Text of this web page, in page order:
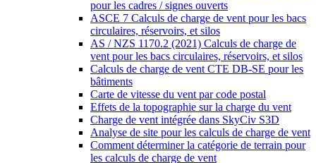
pour les cadres / signes ouverts
ASCE 7 Calculs de charge de vent pour les bacs
circulaires, réservoirs, et silos
AS / NZS 1170.2 (2021) Calculs de charge de
vent pour les bacs circulaires, réservoirs, et silos
Calculs de charge de vent CTE DB-SE pour les
bâtiments
Carte de vitesse du vent par code postal
Effets de la topographie sur la charge du vent
Charge de vent intégrée dans SkyCiv S3D
Analyse de site pour les calculs de charge de vent
Comment déterminer la catégorie de terrain pour
les calculs de charge de vent